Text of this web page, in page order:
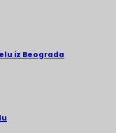
iz Beograda